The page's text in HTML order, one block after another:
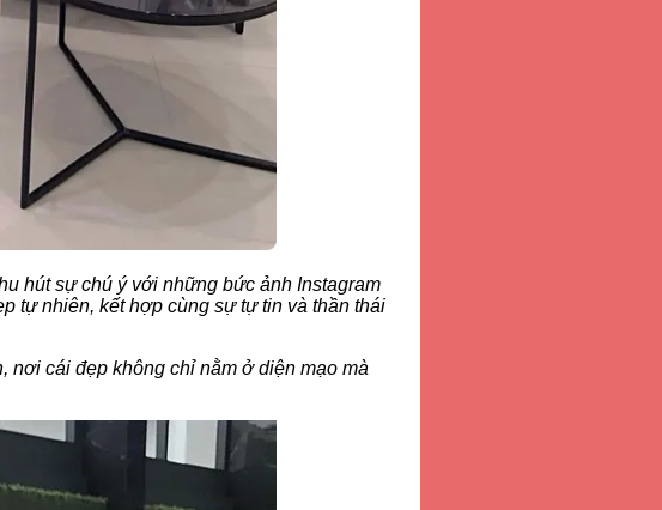
hút sự chú ý với những bức ảnh Instagram
tự nhiên, kết hợp cùng sự tự tin và thần thái
nơi cái đẹp không chỉ nằm ở diện mạo mà